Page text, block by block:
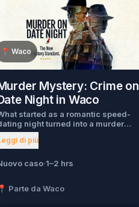
📍 Waco
Mystery: Crime on
Night in Waco
started as a romantic speed-
night turned into a murder
Just as introductions
a chilling scream tears
been murdered , and the killer
forward. This was no random attack.
di più
caso·1–2 hrs
📍 Parte da Waco